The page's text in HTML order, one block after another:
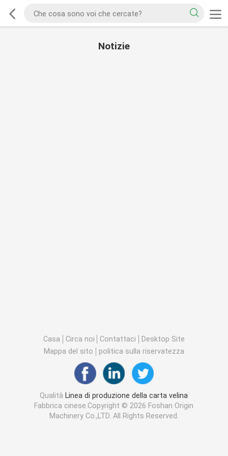
Notizie
Casa Circa noi Contattaci
Desktop Site
Mappa del sito
politica sulla riservatezza
Qualità Linea di produzione della carta velina
Fabbrica cinese.Copyright © 2026 Foshan Origin
Machinery Co.,LTD. All Rights Reserved.